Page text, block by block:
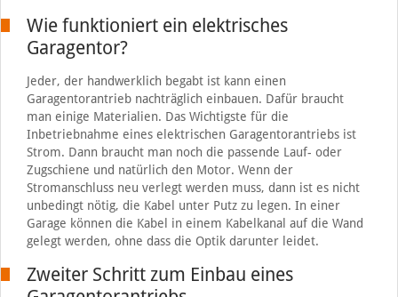
Wie funktioniert ein elektrisches
Garagentor?
Jeder, der handwerklich begabt ist kann einen
Garagentorantrieb nachträglich einbauen. Dafür braucht
man einige Materialien. Das Wichtigste für die
Inbetriebnahme eines elektrischen Garagentorantriebs ist
Strom. Dann braucht man noch die passende Lauf- oder
Zugschiene und natürlich den Motor. Wenn der
Stromanschluss neu verlegt werden muss, dann ist es nicht
unbedingt nötig, die Kabel unter Putz zu legen. In einer
Garage können die Kabel in einem Kabelkanal auf die Wand
gelegt werden, ohne dass die Optik darunter leidet.
Zweiter Schritt zum Einbau eines